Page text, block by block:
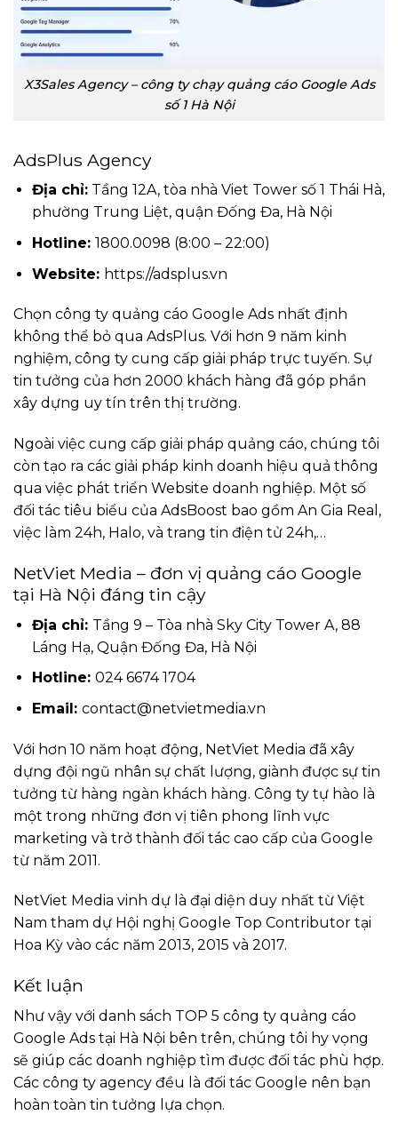
X3Sales Agency – công ty chạy quảng cáo Google Ads
số 1 Hà Nội
AdsPlus Agency
Địa chỉ:Tầng 12A, tòa nhà Viet Tower số 1 Thái Hà,
phường Trung Liệt, quận Đống Đa, Hà Nội
Hotline: 1800.0098 (8:00 – 22:00)
Website: https://adsplus.vn
Chọn công ty quảng cáo Google Ads nhất định
không thể bỏ qua AdsPlus. Với hơn 9 năm kinh
nghiệm, công ty cung cấp giải pháp trực tuyến. Sự
tin tưởng của hơn 2000 khách hàng đã góp phần
xây dựng uy tín trên thị trường.
Ngoài việc cung cấp giải pháp quảng cáo, chúng tôi
còn tạo ra các giải pháp kinh doanh hiệu quả thông
qua việc phát triển Website doanh nghiệp. Một số
đối tác tiêu biểu của AdsBoost bao gồm An Gia Real,
việc làm 24h, Halo, và trang tin điện tử 24h,…
NetViet Media – đơn vị quảng cáo Google
tại Hà Nội đáng tin cậy
Địa chỉ: Tầng 9 – Tòa nhà Sky City Tower A, 88
Láng Hạ, Quận Đống Đa, Hà Nội
Hotline: 024 6674 1704
Email: contact@netvietmedia.vn
Với hơn 10 năm hoạt động, NetViet Media đã xây
dựng đội ngũ nhân sự chất lượng, giành được sự tin
tưởng từ hàng ngàn khách hàng. Công ty tự hào là
một trong những đơn vị tiên phong lĩnh vực
marketing và trở thành đối tác cao cấp của Google
từ năm 2011.
NetViet Media vinh dự là đại diện duy nhất từ Việt
Nam tham dự Hội nghị Google Top Contributor tại
Hoa Kỳ vào các năm 2013, 2015 và 2017.
Kết luận
Như vậy với danh sách TOP 5 công ty quảng cáo
Google Ads tại Hà Nội bên trên, chúng tôi hy vọng
sẽ giúp các doanh nghiệp tìm được đối tác phù hợp.
Các công ty agency đều là đối tác Google nên bạn
hoàn toàn tin tưởng lựa chọn.